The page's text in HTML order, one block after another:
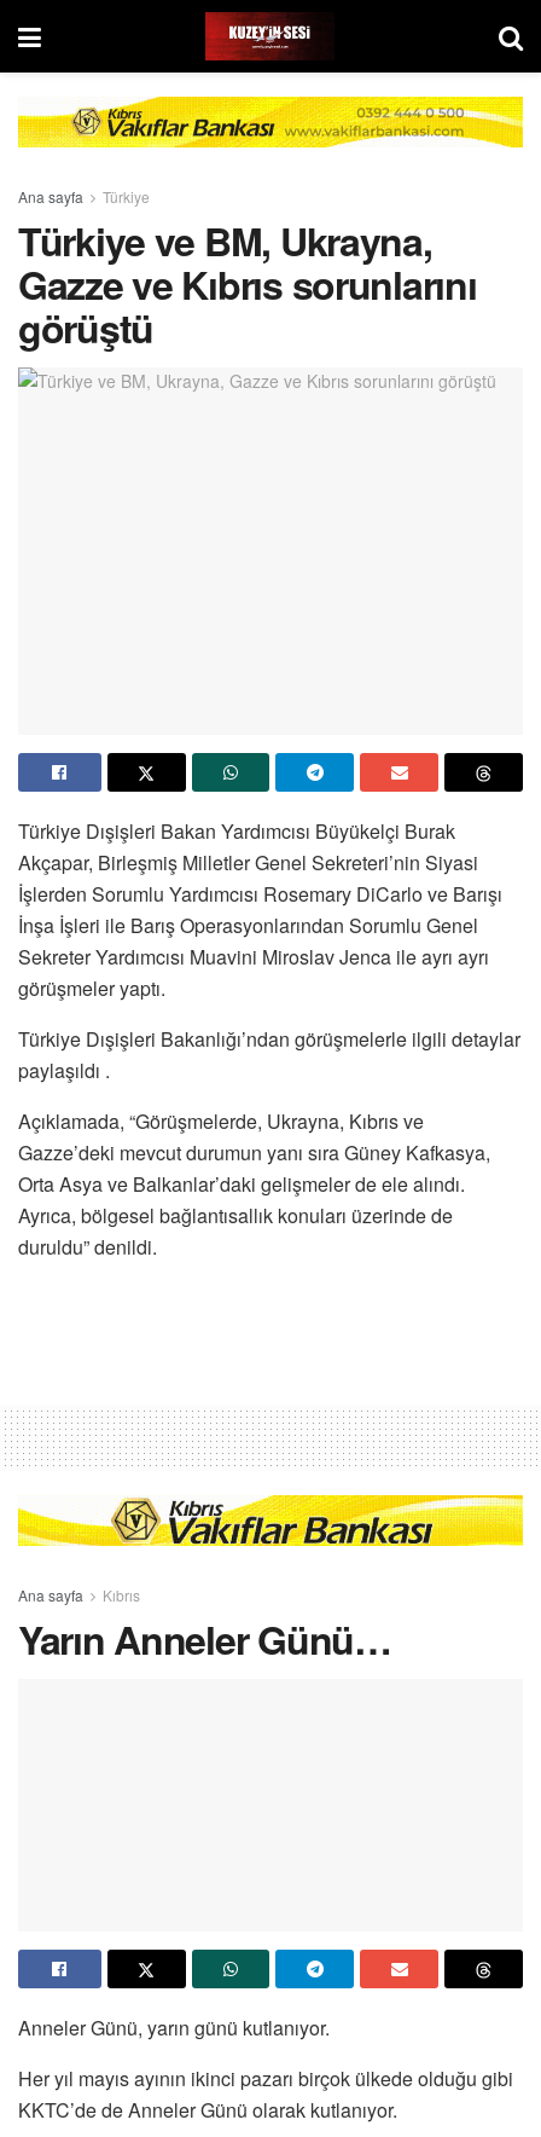
Ana sayfa Türkiye
Türkiye ve BM, Ukrayna,
Gazze ve Kıbrıs sorunlarını
görüştü
Türkiye Dışişleri Bakan Yardımcısı Büyükelçi Burak
Akçapar, Birleşmiş Milletler Genel Sekreteri’nin Siyasi
İşlerden Sorumlu Yardımcısı Rosemary DiCarlo ve Barışı
İnşa İşleri ile Barış Operasyonlarından Sorumlu Genel
Sekreter Yardımcısı Muavini Miroslav Jenca ile ayrı ayrı
görüşmeler yaptı.
Türkiye Dışişleri Bakanlığı’ndan görüşmelerle ilgili detaylar
paylaşıldı .
Açıklamada, “Görüşmelerde, Ukrayna, Kıbrıs ve
Gazze’deki mevcut durumun yanı sıra Güney Kafkasya,
Orta Asya ve Balkanlar’daki gelişmeler de ele alındı.
Ayrıca, bölgesel bağlantısallık konuları üzerinde de
duruldu” denildi.
Ana sayfa Kıbrıs
Yarın Anneler Günü…
Anneler Günü, yarın günü kutlanıyor.
Her yıl mayıs ayının ikinci pazarı birçok ülkede olduğu gibi
KKTC’de de Anneler Günü olarak kutlanıyor.